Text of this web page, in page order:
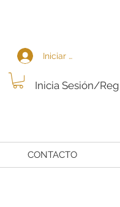
Inicia Sesión/
Iniciar sesión
CONTACTO